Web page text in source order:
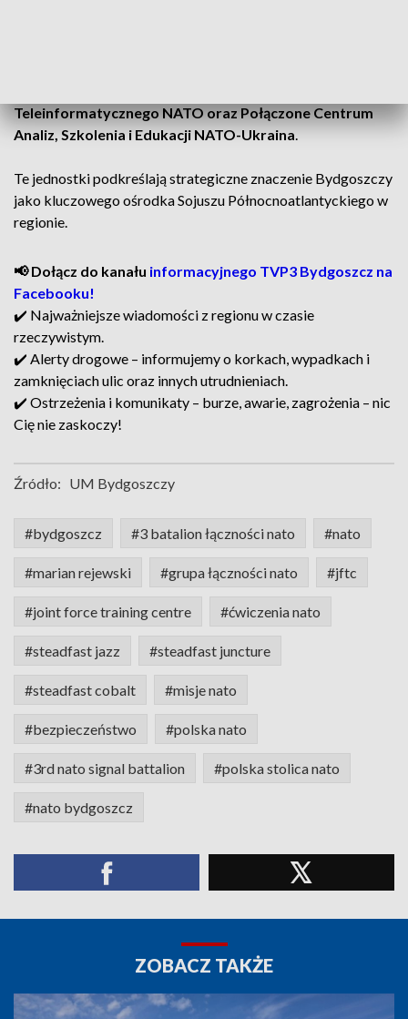
Teleinformatycznego NATO oraz Połączone Centrum
Analiz, Szkolenia i Edukacji NATO-Ukraina.
Te jednostki podkreślają strategiczne znaczenie Bydgoszczy
jako kluczowego ośrodka Sojuszu Północnoatlantyckiego w
regionie.
📢 Dołącz do kanału informacyjnego TVP3 Bydgoszcz na
Facebooku!
✔️ Najważniejsze wiadomości z regionu w czasie
rzeczywistym.
✔️ Alerty drogowe – informujemy o korkach, wypadkach i
zamknięciach ulic oraz innych utrudnieniach.
✔️ Ostrzeżenia i komunikaty – burze, awarie, zagrożenia – nic
Cię nie zaskoczy!
Źródło: UM Bydgoszczy
#bydgoszcz #3 batalion łączności nato #nato
#marian rejewski #grupa łączności nato #jftc
#joint force training centre #ćwiczenia nato
#steadfast jazz #steadfast juncture
#steadfast cobalt #misje nato
#bezpieczeństwo #polska nato
#3rd nato signal battalion #polska stolica nato
#nato bydgoszcz
ZOBACZ TAKŻE